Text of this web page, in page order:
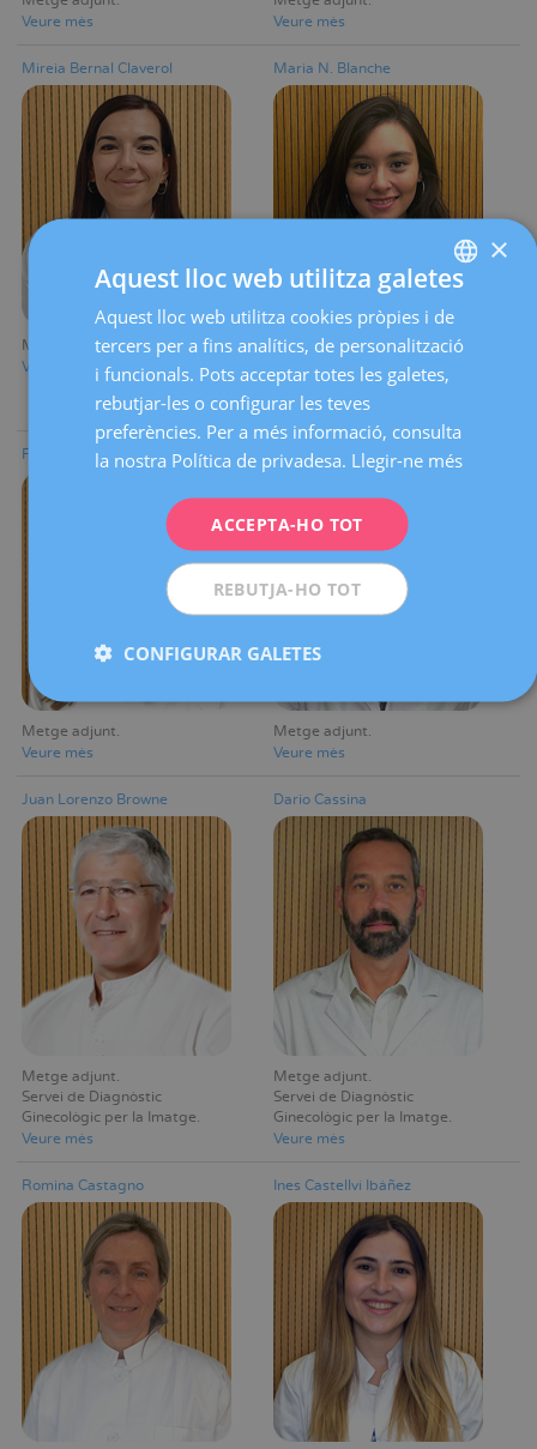
Veure mès
Veure mès
Mireia Bernal Claverol
Metge adjunt
Veure mès
Maria N. Blanche
Metge adjunt
Servei de Diagnòstic
Ginecològic per la Imatge
Veure mès
Francys V. Blanco Mendez
Metge adjunt
Veure mès
José María Boguñá Ponsa
Metge adjunt
Veure mès
Juan Lorenzo Browne
Metge adjunt
Servei de Diagnòstic
Ginecològic per la Imatge
Veure mès
Dario Cassina
Metge adjunt
Servei de Diagnòstic
Ginecològic per la Imatge
Veure mès
Romina Castagno Ines Castellví Ibáñez
SPANISH
CATALÀ
FRENCH
×
Aquest lloc web utilitza galetes
Aquest lloc web utilitza cookies pròpies i de
tercers per a fins analítics, de personalització
i funcionals. Pots acceptar totes les galetes,
rebutjar-les o configurar les teves
preferències. Per a més informació, consulta
la nostra Política de privadesa. Llegir-ne més
ACCEPTA-HO TOT
REBUTJA-HO TOT
CONFIGURAR GALETES